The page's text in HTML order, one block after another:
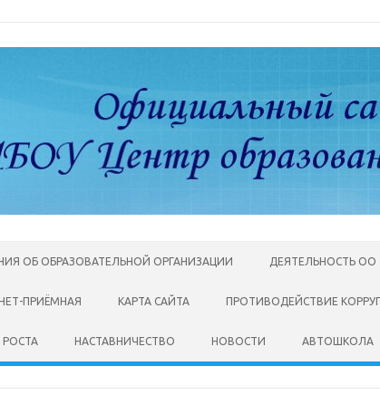
ОБ ОБРАЗОВАТЕЛЬНОЙ ОРГАНИЗАЦИИ ДЕЯТЕЛЬНОСТЬ ОО
ПРИЁМНАЯ КАРТА САЙТА ПРОТИВОДЕЙСТВИЕ
РОСТА НАСТАВНИЧЕСТВО НОВОСТИ АВТОШКОЛА